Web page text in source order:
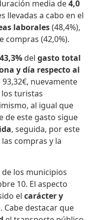
media de4,0
llevadas a cabo en el
laborales(48,4%),
compras (42,0%).
delgasto total
y día respecto al
nuevamente
turistas
al igual que
de este gasto sigue
, seguida, por este
compras y la
de los municipios
10. El aspecto
elcarácter y
Cabe destacar que